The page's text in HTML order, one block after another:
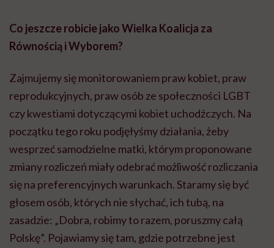
Co jeszcze robicie jako Wielka Koalicja za
Równością i Wyborem?
Zajmujemy się monitorowaniem praw kobiet, praw
reprodukcyjnych, praw osób ze społeczności LGBT
czy kwestiami dotyczącymi kobiet uchodźczych. Na
początku tego roku podjęłyśmy działania, żeby
wesprzeć samodzielne matki, którym proponowane
zmiany rozliczeń miały odebrać możliwość rozliczania
się na preferencyjnych warunkach. Staramy się być
głosem osób, których nie słychać, ich tubą, na
zasadzie: „Dobra, robimy to razem, poruszmy całą
Polskę”. Pojawiamy się tam, gdzie potrzebne jest